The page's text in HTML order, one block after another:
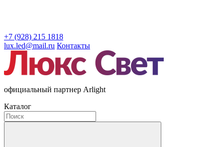
+7 (928) 215 1818
lux.led@mail.ru Контакты
официальный партнер Arlight
Каталог